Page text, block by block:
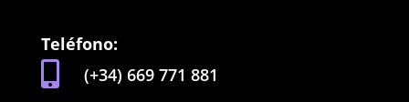
Teléfono:
 (+34) 669 771 881